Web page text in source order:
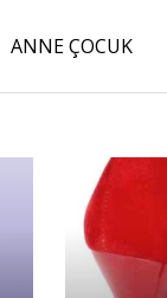
ANNE ÇOCUK